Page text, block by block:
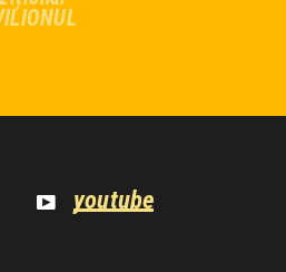
youtube